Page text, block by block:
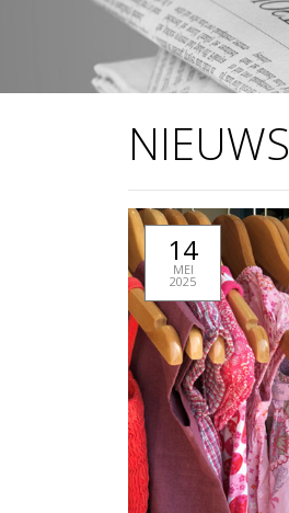
NIEUWS
14
MEI
2025